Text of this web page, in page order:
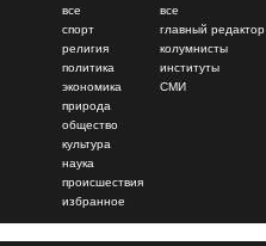
все
спорт
религия
политика
экономика
природа
общество
культура
наука
происшествия
избранное
все
главный редактор
колумнисты
институты
СМИ